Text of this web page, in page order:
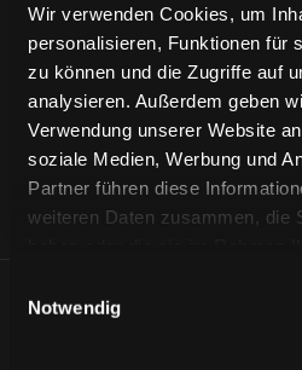
Wir verwenden Cookies, um
personalisieren, Funktionen für
zu können und die Zugriffe auf
analysieren. Außerdem geben
Verwendung unserer Website
soziale Medien, Werbung und
Partner führen diese
weiteren Daten zusammen, die
Notwendig
CAPS
CAPS
CAPS
ÄHNLICHE NEWS